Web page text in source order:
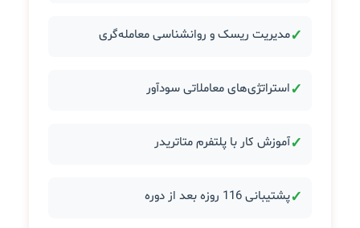
✓مدیریت ریسک و روانشناسی معامله‌گری
✓استراتژی‌های معاملاتی سودآور
✓آموزش کار با پلتفرم متاتریدر
✓پشتیبانی 116 روزه بعد از دوره